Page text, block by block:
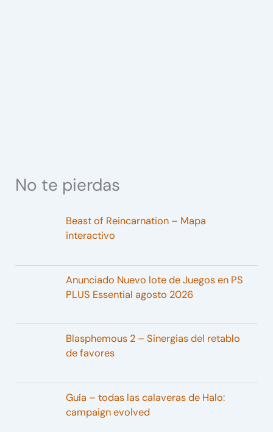
No te pierdas
Beast of Reincarnation – Mapa
interactivo
Anunciado Nuevo lote de Juegos en PS
PLUS Essential agosto 2026
Blasphemous 2 – Sinergias del retablo
de favores
Guía – todas las calaveras de Halo:
campaign evolved